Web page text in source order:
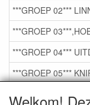
***GROEP 02***
***GROEP
***GROEP 04***
***GROEP 05***
***GROEP 06***